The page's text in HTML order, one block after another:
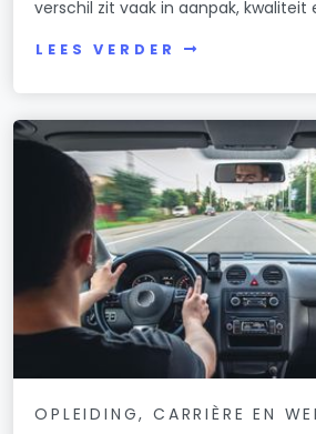
verschil zit vaak in aanpak, kwaliteit
LEES VERDER
OPLEIDING, CARRIÈRE EN